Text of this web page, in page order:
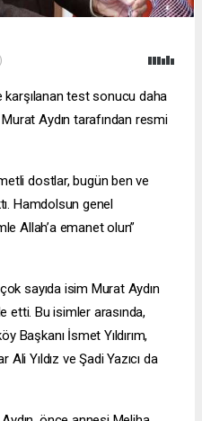
karşılanan test sonucu daha
Aydın tarafından resmi
dostlar, bugün ben ve
Hamdolsun genel
Allah’a emanet olun”
çok sayıda isim Murat Aydın
etti. Bu isimler arasında,
Başkanı İsmet Yıldırım,
Yıldız ve Şadi Yazıcı da